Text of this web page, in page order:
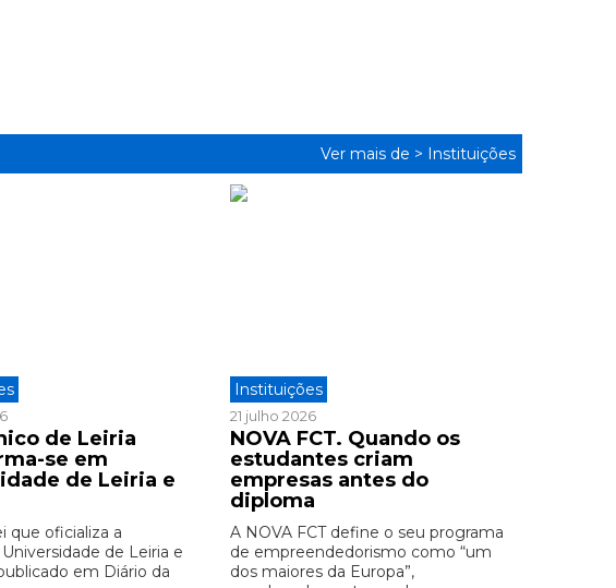
Ver mais de > Instituições
de Leiria
se em
de Leiria e
que oficializa a
de Leiria e
em Diário da
Instituições
21 julho 2026
NOVA FCT. Quando os
estudantes criam
empresas antes do
diploma
A NOVA FCT define o seu programa
de empreendedorismo como “um
dos maiores da Europa”,